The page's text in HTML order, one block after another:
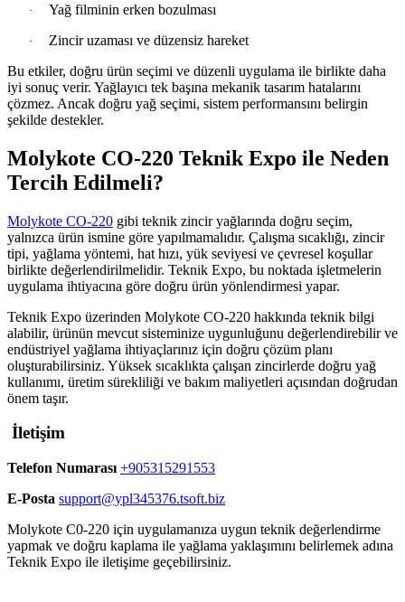
· Yağ filminin erken bozulması
·
Zincir uzaması ve düzensiz hareket
Bu etkiler, doğru ürün seçimi ve düzenli uygulama ile birlikte daha
iyi sonuç verir. Yağlayıcı tek başına mekanik tasarım hatalarını
çözmez. Ancak doğru yağ seçimi, sistem performansını belirgin
şekilde destekler.
Molykote CO-220 Teknik Expo ile Neden
Tercih Edilmeli?
Molykote CO-220 gibi teknik zincir yağlarında doğru seçim,
yalnızca ürün ismine göre yapılmamalıdır. Çalışma sıcaklığı, zincir
tipi, yağlama yöntemi, hat hızı, yük seviyesi ve çevresel koşullar
birlikte değerlendirilmelidir. Teknik Expo, bu noktada işletmelerin
uygulama ihtiyacına göre doğru ürün yönlendirmesi yapar.
Teknik Expo üzerinden Molykote CO-220 hakkında teknik bilgi
alabilir, ürünün mevcut sisteminize uygunluğunu değerlendirebilir ve
endüstriyel yağlama ihtiyaçlarınız için doğru çözüm planı
oluşturabilirsiniz. Yüksek sıcaklıkta çalışan zincirlerde doğru yağ
kullanımı, üretim sürekliliği ve bakım maliyetleri açısından doğrudan
önem taşır.
İletişim
Telefon Numarası +905315291553
E-Posta support@ypl345376.tsoft.biz
Molykote C0-220 için uygulamanıza uygun teknik değerlendirme
yapmak ve doğru kaplama ile yağlama yaklaşımını belirlemek adına
Teknik Expo ile iletişime geçebilirsiniz.